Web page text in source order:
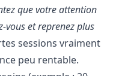
que votre attention
vous et reprenez plus
sessions vraiment
peu rentable.